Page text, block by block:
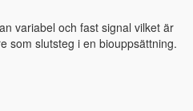
variabel och fast signal vilket är
som slutsteg i en biouppsättning.